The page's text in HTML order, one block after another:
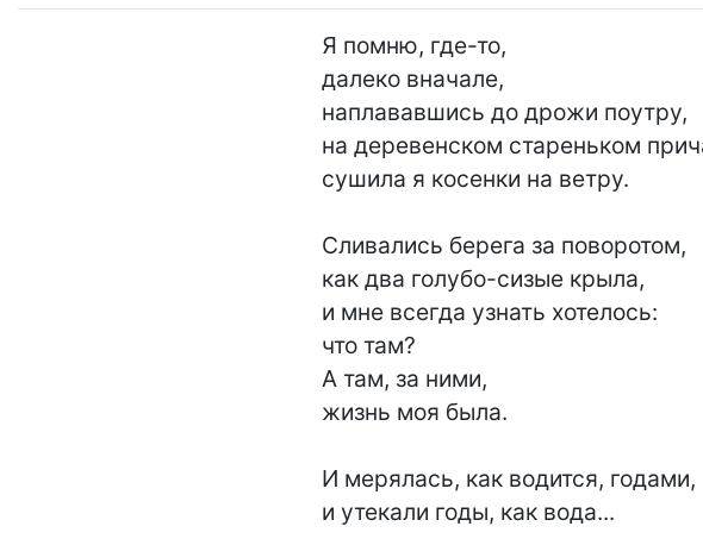
Я помню, где-то,
далеко вначале,
наплававшись до дрожи поутру,
на деревенском стареньком
сушила я косенки на ветру.
Сливались берега за поворотом,
как два голубо-сизые крыла,
и мне всегда узнать хотелось:
что там?
А там, за ними,
жизнь моя была.
И мерялась, как водится, годами,
и утекали годы, как вода...